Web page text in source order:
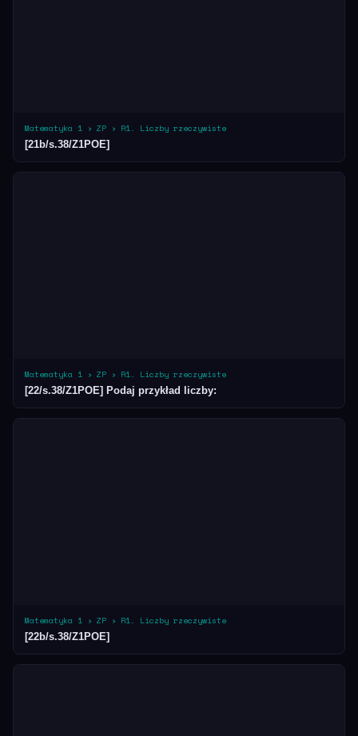
Matematyka 1 › ZP › R1. Liczby rzeczywiste
[21b/s.38/Z1POE]
Matematyka 1 › ZP › R1. Liczby rzeczywiste
[22/s.38/Z1POE] Podaj przykład liczby:
Matematyka 1 › ZP › R1. Liczby rzeczywiste
[22b/s.38/Z1POE]